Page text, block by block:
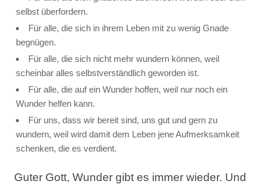
selbst überfordern.
Für alle, die sich in ihrem Leben mit zu wenig Gnade
begnügen.
Für alle, die sich nicht mehr wundern können, weil
scheinbar alles selbstverständlich geworden ist.
Für alle, die auf ein Wunder hoffen, weil nur noch ein
Wunder helfen kann.
Für uns, dass wir bereit sind, uns gut und gern zu
wundern, weil wird damit dem Leben jene Aufmerksamkeit
schenken, die es verdient.
Guter Gott, Wunder gibt es immer wieder. Und